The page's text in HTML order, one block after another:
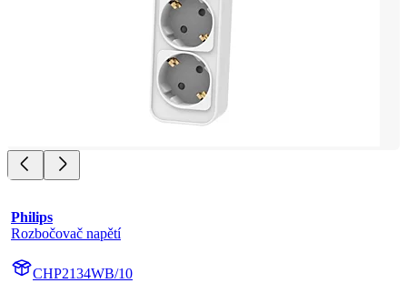
Philips
Rozbočovač napětí
CHP2134WB/10